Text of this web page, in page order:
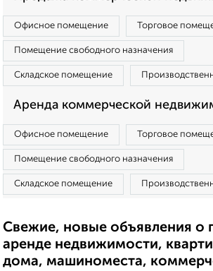
Офисное помещение Торговое
Помещение свободного назначения
Складское помещение
Аренда коммерческой
Офисное помещение Торговое
Помещение свободного назначения
Складское помещение
Свежие, новые объявления о
аренде недвижимости,
дома, машиноместа,